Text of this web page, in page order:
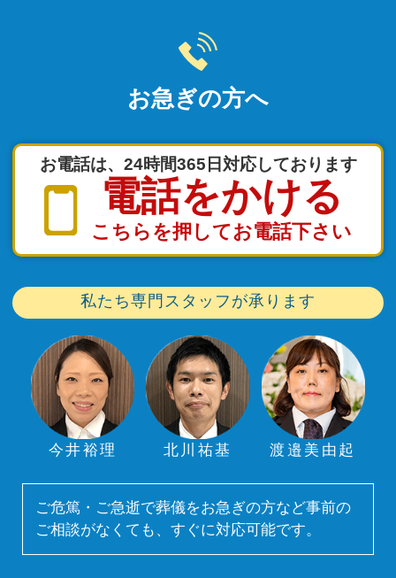
お急ぎの方へ
お電話は、24時間365日対応しております
電話をかける
こちらを押してお電話下さい
私たち専門スタッフが承ります
今井裕理 北川祐基 渡邉美由起
ご危篤・ご急逝で葬儀をお急ぎの方など事前の
ご相談がなくても、すぐに対応可能です。